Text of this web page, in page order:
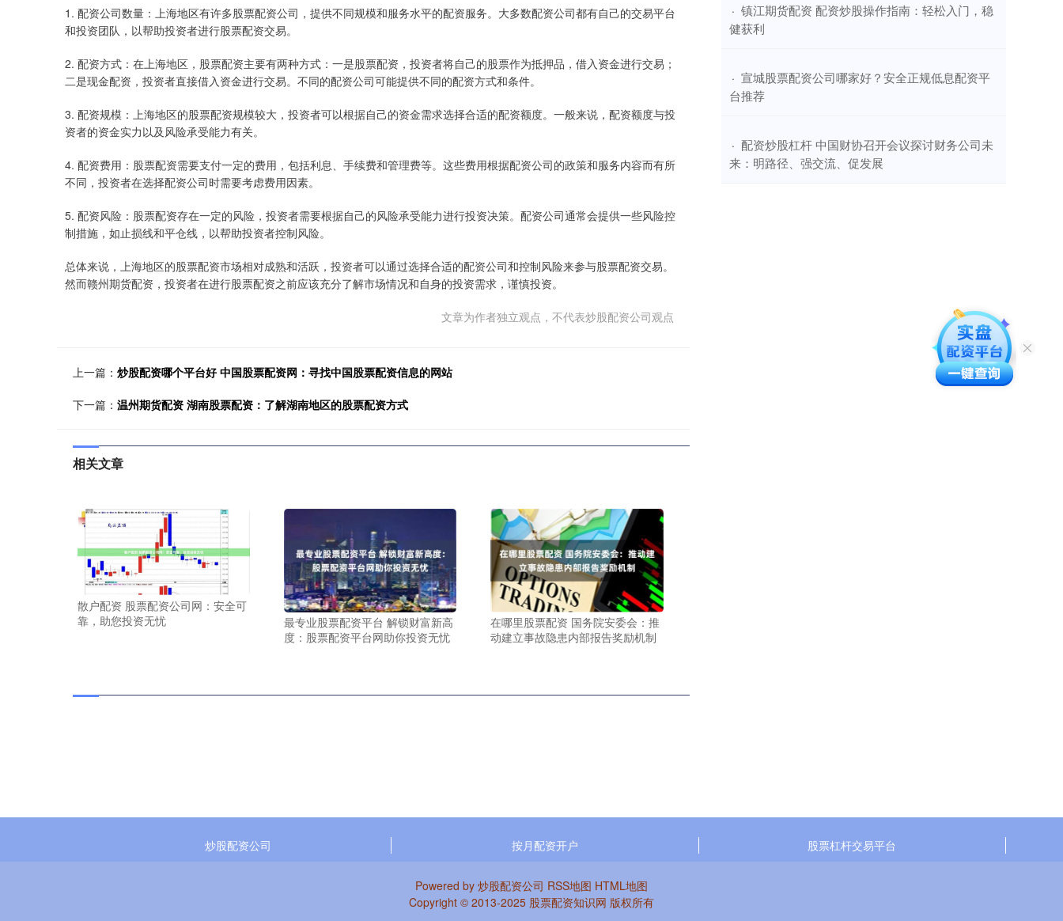
1. 配资公司数量：上海地区有许多股票配资公司，提供不同规模和服务水平的配资服务。大多数配资公司都有自己的交易平台
和投资团队，以帮助投资者进行股票配资交易。
2. 配资方式：在上海地区，股票配资主要有两种方式：一是股票配资，投资者将自己的股票作为抵押品，借入资金进行交易；
二是现金配资，投资者直接借入资金进行交易。不同的配资公司可能提供不同的配资方式和条件。
3. 配资规模：上海地区的股票配资规模较大，投资者可以根据自己的资金需求选择合适的配资额度。一般来说，配资额度与投
资者的资金实力以及风险承受能力有关。
4. 配资费用：股票配资需要支付一定的费用，包括利息、手续费和管理费等。这些费用根据配资公司的政策和服务内容而有所
不同，投资者在选择配资公司时需要考虑费用因素。
5. 配资风险：股票配资存在一定的风险，投资者需要根据自己的风险承受能力进行投资决策。配资公司通常会提供一些风险控
制措施，如止损线和平仓线，以帮助投资者控制风险。
总体来说，上海地区的股票配资市场相对成熟和活跃，投资者可以通过选择合适的配资公司和控制风险来参与股票配资交易。
然而赣州期货配资，投资者在进行股票配资之前应该充分了解市场情况和自身的投资需求，谨慎投资。
文章为作者独立观点，不代表炒股配资公司观点
上一篇： 炒股配资哪个平台好 中国股票配资网：寻找中国股票配资信息的网站
下一篇： 温州期货配资 湖南股票配资：了解湖南地区的股票配资方式
相关文章
散户配资 股票配资公司网：安全可
靠，助您投资无忧
最专业股票配资平台 解锁财富新高
度：股票配资平台网助你投资无忧
在哪里股票配资 国务院安委会：推
动建立事故隐患内部报告奖励机制
· ​镇江期货配资 配资炒股操作指南：轻松入门，稳
健获利
· ​宣城股票配资公司哪家好？安全正规低息配资平
台推荐
· ​配资炒股杠杆 中国财协召开会议探讨财务公司未
来：明路径、强交流、促发展
炒股配资公司 按月配资开户 股票杠杆交易平台
Powered by 炒股配资公司 RSS地图 HTML地图
Copyright © 2013-2025 股票配资知识网 版权所有